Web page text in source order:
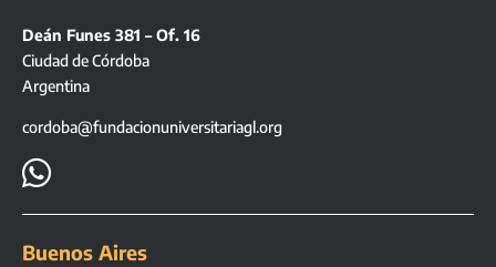
Deán Funes 381 – Of. 16
Ciudad de Córdoba
Argentina
cordoba@fundacionuniversitariagl.org

Buenos Aires